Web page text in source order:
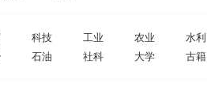
科技 工业 农业 水利
石油 社科 大学 古籍